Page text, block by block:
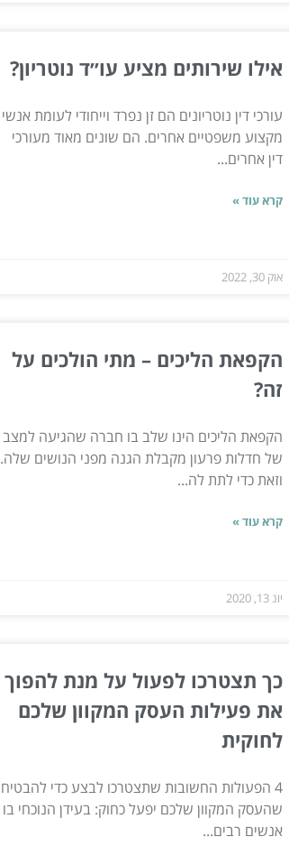
אילו שירותים מציע עו״ד נוטריון?
עורכי דין נוטריונים הם זן נפרד וייחודי לעומת אנשי
מקצוע משפטיים אחרים. הם שונים מאוד מעורכי
דין אחרים...
קרא עוד »
אוק 30, 2022
הקפאת הליכים – מתי הולכים על
זה?
הקפאת הליכים הינו שלב בו חברה שהגיעה למצב
של חדלות פרעון מקבלת הגנה מפני הנושים שלה.
וזאת כדי לתת לה...
קרא עוד »
יונ 13, 2020
כך תצטרכו לפעול על מנת להפוך
את פעילות העסק המקוון שלכם
לחוקית
4 הפעולות החשובות שתצטרכו לבצע כדי להבטיח
שהעסק המקוון שלכם יפעל כחוק: בעידן הנוכחי בו
אנשים רבים...